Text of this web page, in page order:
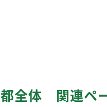
都全体 関連ペ